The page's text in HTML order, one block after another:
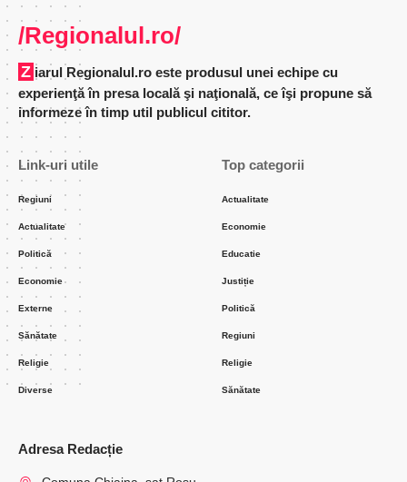
/Regionalul.ro/
Ziarul Regionalul.ro este produsul unei echipe cu
experienţă în presa locală şi naţională, ce îşi propune să
informeze în timp util publicul cititor.
Link-uri utile
Regiuni
Actualitate
Politică
Economie
Externe
Sănătate
Religie
Diverse
Top categorii
Actualitate
Economie
Educatie
Justiție
Politică
Regiuni
Religie
Sănătate
Adresa Redacție